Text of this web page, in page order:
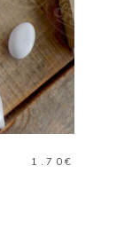
1.70€